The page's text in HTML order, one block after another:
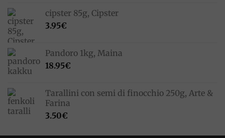
cipster 85g, Cipster
3.95€
Pandoro 1kg, Maina
18.95€
Tarallini con semi di finocchio 250g, Arte &
Farina
3.50€